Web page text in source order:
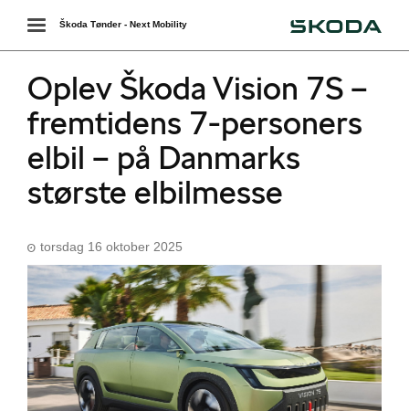
Toggle
navigation
Škoda Tønder - Next Mobility
Oplev Škoda Vision 7S –
fremtidens 7-personers
elbil – på Danmarks
største elbilmesse
torsdag 16 oktober 2025